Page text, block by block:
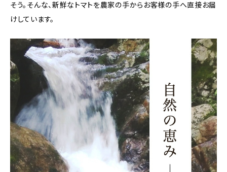
そう。そんな、新鮮なトマトを農家の手からお客様の手へ直接お届
けしています。